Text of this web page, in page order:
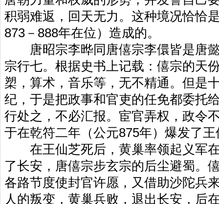
积弱难返，回天无力。这种境况恰恰
873－888年在位）造成的。
唐昭宗李晔同唐僖宗李儇皆是唐懿
宗行七。根据史书上记载：僖宗的天
槊，算术，音乐等，无不精通。但是
纪，于是把政事和官吏的任免都委托
行处之，不必汇报。宦官弄权，政令
于在乾符二年（公元875年）爆发了
在王仙芝死后，黄巢率领起义军在
了长安，唐僖宗步玄宗的后尘避蜀。
各路节度使封官许愿，又借助沙陀兵
人的叛变，黄巢兵败，退出长安，后